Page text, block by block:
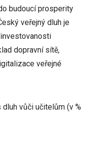
budoucí prosperity
veřejný dluh je
dopravní sítě,
veřejné
vůči učitelům (v %